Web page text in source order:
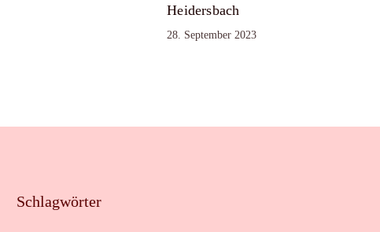
Heidersbach
28. September 2023
Schlagwörter